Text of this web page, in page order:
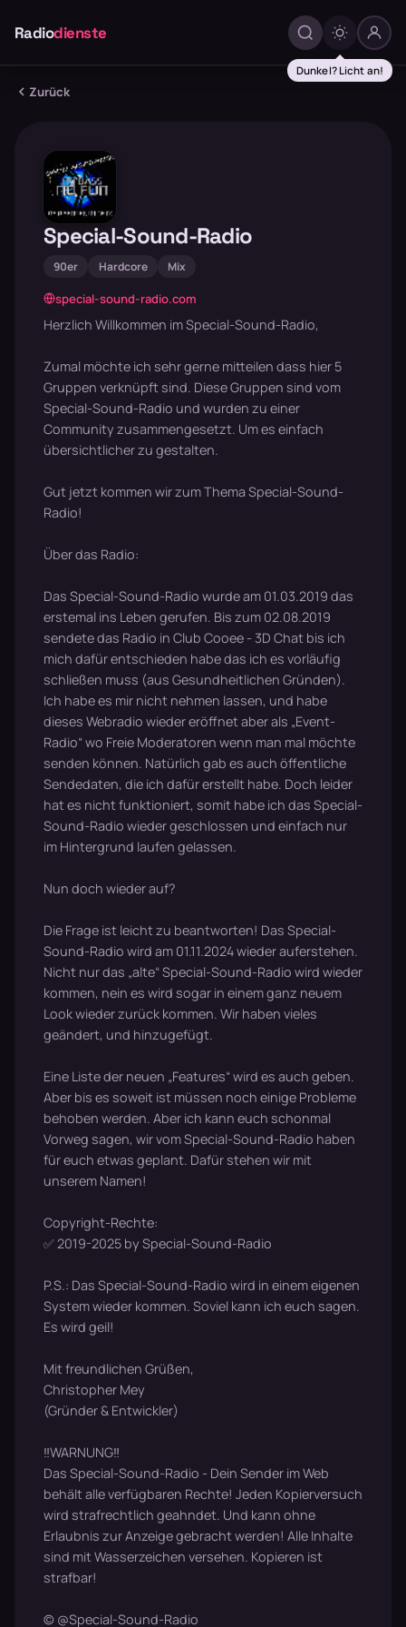
Radiodienste
Dunkel? Licht an!
Zurück
Special-Sound-Radio
90er Hardcore Mix
special-sound-radio.com
Herzlich Willkommen im Special-Sound-Radio,
Zumal möchte ich sehr gerne mitteilen dass hier 5
Gruppen verknüpft sind. Diese Gruppen sind vom
Special-Sound-Radio und wurden zu einer
Community zusammengesetzt. Um es einfach
übersichtlicher zu gestalten.
Gut jetzt kommen wir zum Thema Special-Sound-
Radio!
Über das Radio:
Das Special-Sound-Radio wurde am 01.03.2019 das
erstemal ins Leben gerufen. Bis zum 02.08.2019
sendete das Radio in Club Cooee - 3D Chat bis ich
mich dafür entschieden habe das ich es vorläufig
schließen muss (aus Gesundheitlichen Gründen).
Ich habe es mir nicht nehmen lassen, und habe
dieses Webradio wieder eröffnet aber als „Event-
Radio“ wo Freie Moderatoren wenn man mal möchte
senden können. Natürlich gab es auch öffentliche
Sendedaten, die ich dafür erstellt habe. Doch leider
hat es nicht funktioniert, somit habe ich das Special-
Sound-Radio wieder geschlossen und einfach nur
im Hintergrund laufen gelassen.
Nun doch wieder auf?
Die Frage ist leicht zu beantworten! Das Special-
Sound-Radio wird am 01.11.2024 wieder auferstehen.
Nicht nur das „alte“ Special-Sound-Radio wird wieder
kommen, nein es wird sogar in einem ganz neuem
Look wieder zurück kommen. Wir haben vieles
geändert, und hinzugefügt.
Eine Liste der neuen „Features“ wird es auch geben.
Aber bis es soweit ist müssen noch einige Probleme
behoben werden. Aber ich kann euch schonmal
Vorweg sagen, wir vom Special-Sound-Radio haben
für euch etwas geplant. Dafür stehen wir mit
unserem Namen!
Copyright-Rechte:
✅ 2019-2025 by Special-Sound-Radio
P.S.: Das Special-Sound-Radio wird in einem eigenen
System wieder kommen. Soviel kann ich euch sagen.
Es wird geil!
Mit freundlichen Grüßen,
Christopher Mey
(Gründer & Entwickler)
‼WARNUNG‼
Das Special-Sound-Radio - Dein Sender im Web
behält alle verfügbaren Rechte! Jeden Kopierversuch
wird strafrechtlich geahndet. Und kann ohne
Erlaubnis zur Anzeige gebracht werden! Alle Inhalte
sind mit Wasserzeichen versehen. Kopieren ist
strafbar!
© @Special-Sound-Radio